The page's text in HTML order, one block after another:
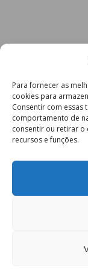
Para fornecer as
cookies para
Consentir com
comportamento de
consentir ou retirar o
recursos e funções.